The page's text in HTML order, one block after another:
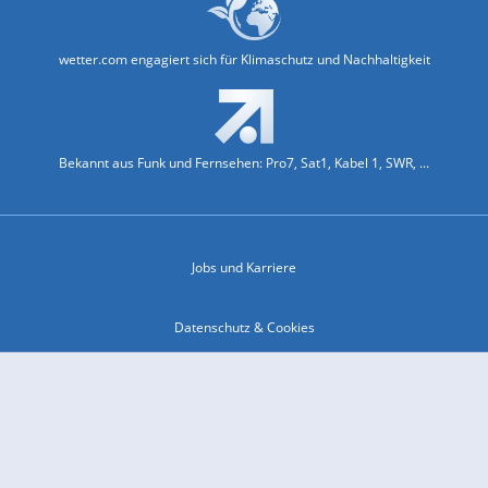
wetter.com engagiert sich für Klimaschutz und Nachhaltigkeit
Bekannt aus Funk und Fernsehen: Pro7, Sat1, Kabel 1, SWR, ...
Jobs und Karriere
Datenschutz & Cookies